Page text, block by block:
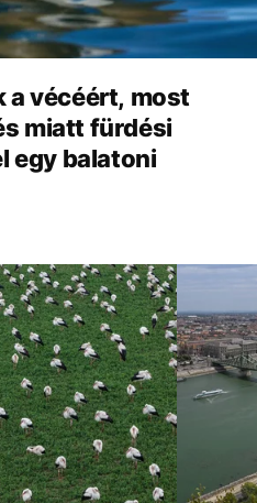
vécéért, most
miatt fürdési
egy balatoni